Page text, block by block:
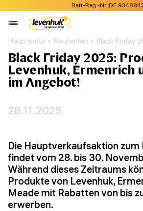
Batt-Reg.-Nr. DE
Hauptseite Neuheiten Black Friday
Black Friday 2025:
Levenhuk, Ermenrich
im Angebot!
28.11.2025
Die Hauptverkaufsaktion zum
findet vom 28. bis 30.
Während dieses Zeitraums
Produkte von Levenhuk,
Meade mit Rabatten von bis
erwerben.